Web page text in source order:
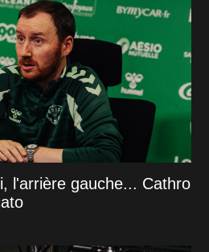
l'arrière gauche... Cathro